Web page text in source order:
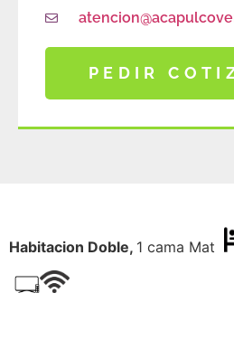
PEDIR
Habitacion Doble, 1 cama Mat